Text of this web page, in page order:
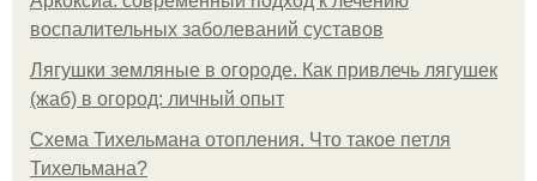
воспалительных заболеваний суставов
Лягушки земляные в огороде. Как привлечь лягушек
(жаб) в огород: личный опыт
Схема Тихельмана отопления. Что такое петля
Тихельмана?